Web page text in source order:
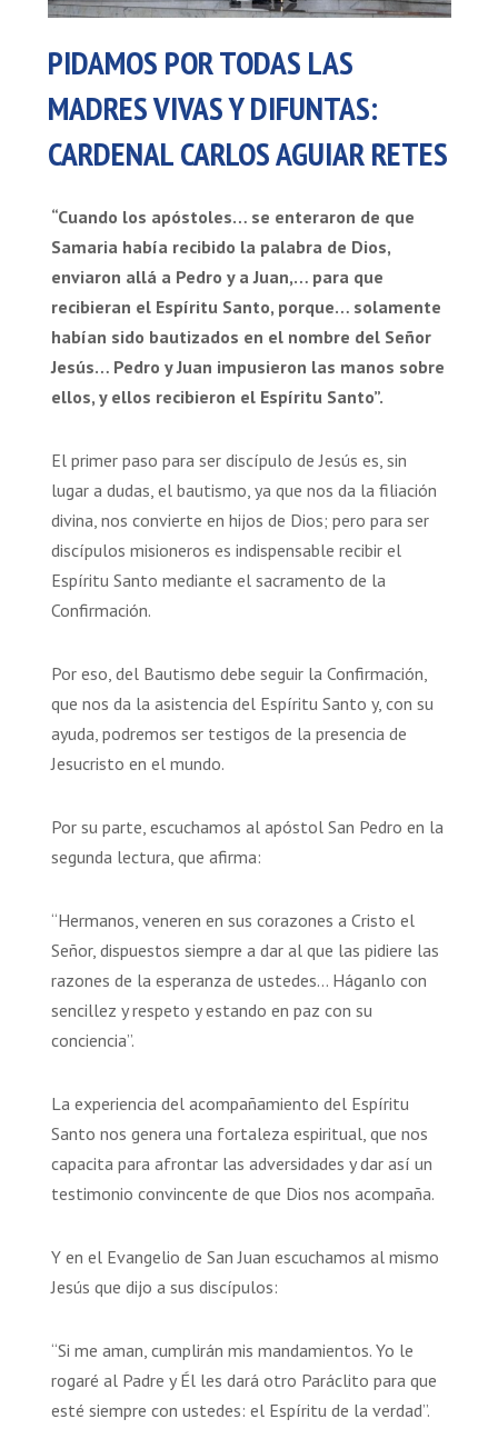
PIDAMOS POR TODAS LAS
MADRES VIVAS Y DIFUNTAS:
CARDENAL CARLOS AGUIAR RETES
“Cuando los apóstoles… se enteraron de que
Samaria había recibido la palabra de Dios,
enviaron allá a Pedro y a Juan,… para que
recibieran el Espíritu Santo, porque… solamente
habían sido bautizados en el nombre del Señor
Jesús… Pedro y Juan impusieron las manos sobre
ellos, y ellos recibieron el Espíritu Santo”.
El primer paso para ser discípulo de Jesús es, sin
lugar a dudas, el bautismo, ya que nos da la filiación
divina, nos convierte en hijos de Dios; pero para ser
discípulos misioneros es indispensable recibir el
Espíritu Santo mediante el sacramento de la
Confirmación.
Por eso, del Bautismo debe seguir la Confirmación,
que nos da la asistencia del Espíritu Santo y, con su
ayuda, podremos ser testigos de la presencia de
Jesucristo en el mundo.
Por su parte, escuchamos al apóstol San Pedro en la
segunda lectura, que afirma:
“Hermanos, veneren en sus corazones a Cristo el
Señor, dispuestos siempre a dar al que las pidiere las
razones de la esperanza de ustedes… Háganlo con
sencillez y respeto y estando en paz con su
conciencia”.
La experiencia del acompañamiento del Espíritu
Santo nos genera una fortaleza espiritual, que nos
capacita para afrontar las adversidades y dar así un
testimonio convincente de que Dios nos acompaña.
Y en el Evangelio de San Juan escuchamos al mismo
Jesús que dijo a sus discípulos:
“Si me aman, cumplirán mis mandamientos. Yo le
rogaré al Padre y Él les dará otro Paráclito para que
esté siempre con ustedes: el Espíritu de la verdad”.